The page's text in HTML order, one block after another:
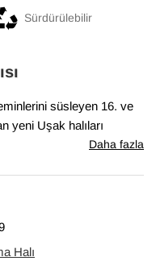
Sürdürülebilir
süsleyen 16. ve
yeni Uşak halıları
el dokumasıyla hayata
Daha fazla
Halı